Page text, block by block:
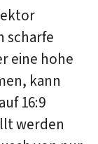
scharfe
eine hohe
kann
16:9
werden